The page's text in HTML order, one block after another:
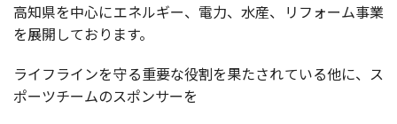
高知県を中心にエネルギー、電力、水産、リフォーム事業
を展開しております。
ライフラインを守る重要な役割を果たされている他に、ス
ポーツチームのスポンサーを